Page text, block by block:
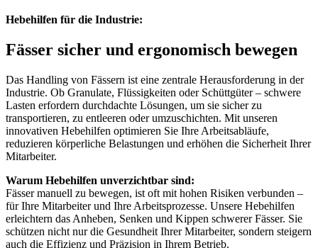
Hebehilfen für die Industrie:
Fässer sicher und ergonomisch bewegen
Das Handling von Fässern ist eine zentrale Herausforderung in der
Industrie. Ob Granulate, Flüssigkeiten oder Schüttgüter – schwere
Lasten erfordern durchdachte Lösungen, um sie sicher zu
transportieren, zu entleeren oder umzuschichten. Mit unseren
innovativen Hebehilfen optimieren Sie Ihre Arbeitsabläufe,
reduzieren körperliche Belastungen und erhöhen die Sicherheit Ihrer
Mitarbeiter.
Warum Hebehilfen unverzichtbar sind:
Fässer manuell zu bewegen, ist oft mit hohen Risiken verbunden –
für Ihre Mitarbeiter und Ihre Arbeitsprozesse. Unsere Hebehilfen
erleichtern das Anheben, Senken und Kippen schwerer Fässer. Sie
schützen nicht nur die Gesundheit Ihrer Mitarbeiter, sondern steigern
auch die Effizienz und Präzision in Ihrem Betrieb.